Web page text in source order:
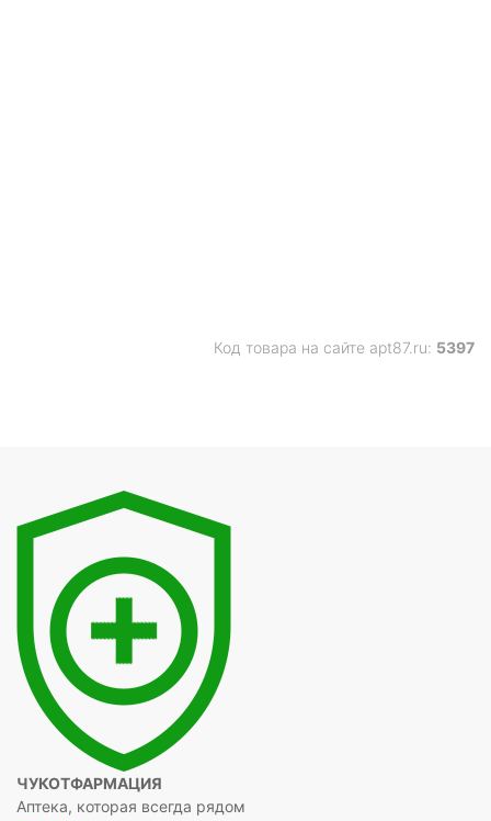
Код товара на сайте apt87.ru: 5397
ЧУКОТФАРМАЦИЯ
Аптека, которая всегда рядом